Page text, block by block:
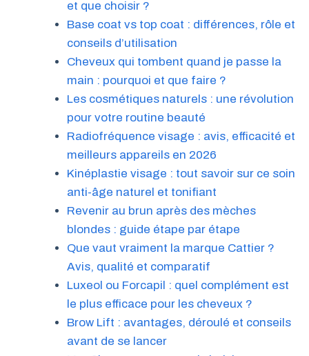
et que choisir ?
Base coat vs top coat : différences, rôle et
conseils d’utilisation
Cheveux qui tombent quand je passe la
main : pourquoi et que faire ?
Les cosmétiques naturels : une révolution
pour votre routine beauté
Radiofréquence visage : avis, efficacité et
meilleurs appareils en 2026
Kinéplastie visage : tout savoir sur ce soin
anti-âge naturel et tonifiant
Revenir au brun après des mèches
blondes : guide étape par étape
Que vaut vraiment la marque Cattier ?
Avis, qualité et comparatif
Luxeol ou Forcapil : quel complément est
le plus efficace pour les cheveux ?
Brow Lift : avantages, déroulé et conseils
avant de se lancer